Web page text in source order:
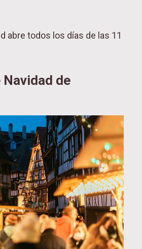
abre todos los días de las 11
de